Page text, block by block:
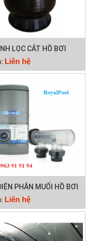
LỌC CÁT HỒ BƠI
MINDER M36
Liên hệ
PHÂN MUỐI HỒ BƠI
HYDROCHLOR MK3
ST 2000
Liên hệ